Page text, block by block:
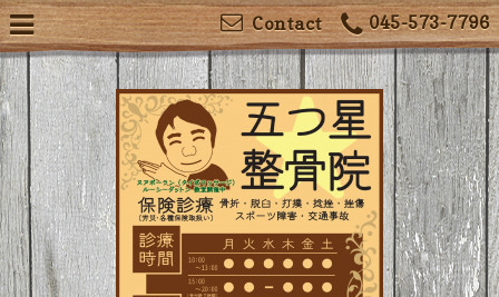
045-573-7796
Contact